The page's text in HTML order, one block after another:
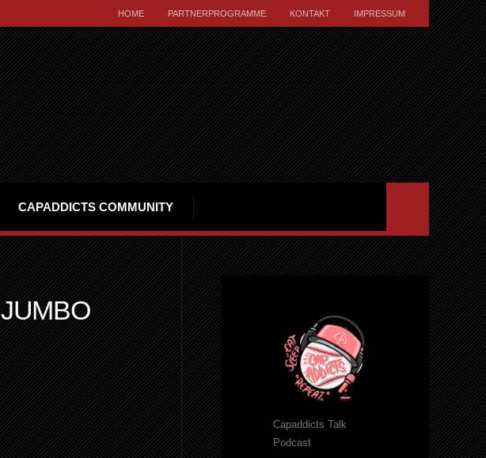
HOME PARTNERPROGRAMME KONTAKT IMPRESSUM
CAPADDICTS COMMUNITY
Capaddicts Talk
Podcast